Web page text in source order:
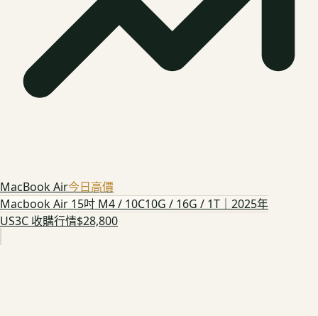
MacBook Air今日高價
Macbook Air 15吋 M4 / 10C10G / 16G / 1T｜2025年
US3C 收購行情$28,800